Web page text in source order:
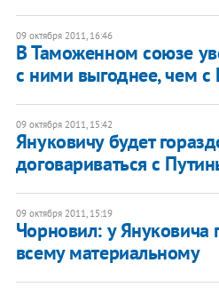
09 октября 2011, 16:46
В Таможенном союзе
с ними выгоднее, чем с
09 октября 2011, 15:42
Януковичу будет
договариваться с
09 октября 2011, 15:19
​Чорновил: у Януковича
всему материальному